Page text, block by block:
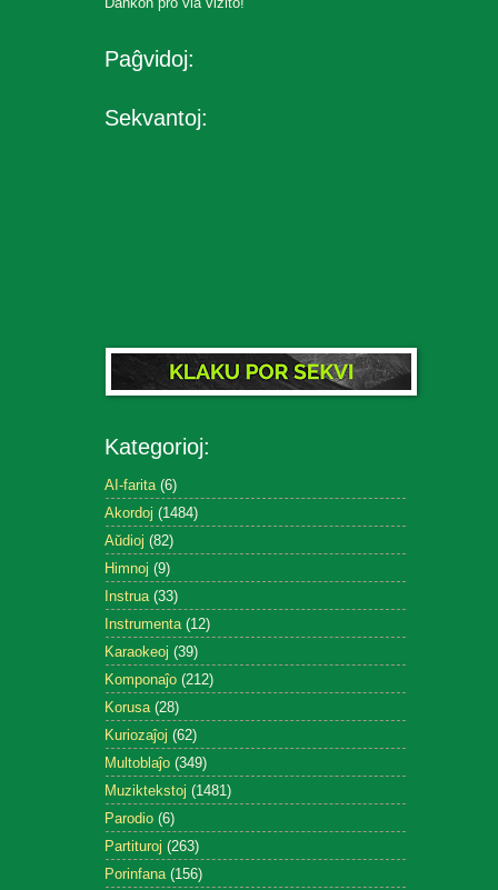
Paĝvidoj:
Sekvantoj:
Kategorioj:
AI-farita (6)
Akordoj (1484)
Aŭdioj (82)
Himnoj (9)
Instrua (33)
Instrumenta (12)
Karaokeoj (39)
Komponaĵo (212)
Korusa (28)
Kuriozaĵoj (62)
Multoblaĵo (349)
Muziktekstoj (1481)
Parodio (6)
Partituroj (263)
Porinfana (156)